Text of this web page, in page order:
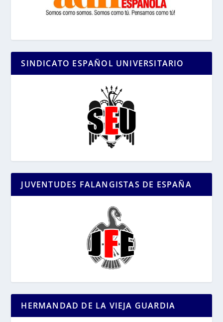
SINDICATO ESPAÑOL UNIVERSITARIO
JUVENTUDES FALANGISTAS DE ESPAÑA
HERMANDAD DE LA VIEJA GUARDIA